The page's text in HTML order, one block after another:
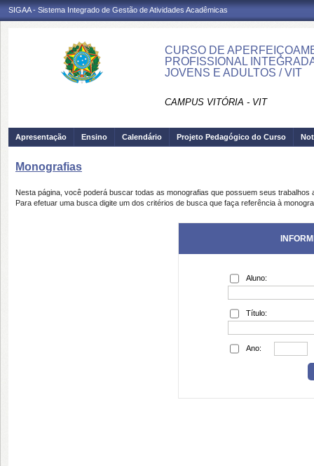
SIGAA - Sistema Integrado de Gestão de Atividades Acadêmicas
CURSO DE
PROFISSIONAL
JOVENS E ADULTOS / VIT
CAMPUS VITÓRIA - VIT
Apresentação Ensino Calendário Projeto Pedagógico do Curso
Monografias
Nesta página, você poderá buscar todas as monografias que possuem seus trabalhos
Para efetuar uma busca digite um dos critérios de busca que faça referência à
Aluno:
Título:
Ano: